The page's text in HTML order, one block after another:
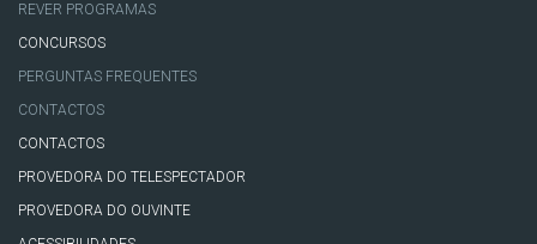
REVER PROGRAMAS
CONCURSOS
PERGUNTAS FREQUENTES
CONTACTOS
CONTACTOS
PROVEDORA DO TELESPECTADOR
PROVEDORA DO OUVINTE